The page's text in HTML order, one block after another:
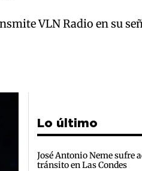
VLN Radio en su
Lo último
José Antonio Neme sufre
tránsito en Las Condes